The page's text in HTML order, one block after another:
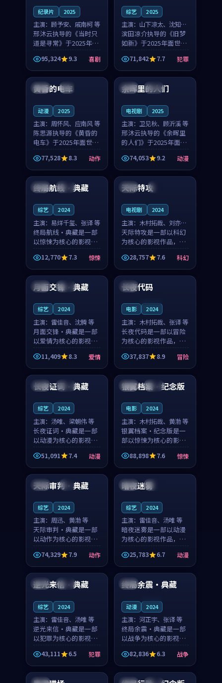
纪录片 2025
主演： 顾予安、戚南柯 等
邢沐云执导的《当时只
道是寻常》于2025年面
世，泰国的城市气质与
母女情深的人物心境共
同构筑了影片基调。顾
予安、戚南柯用细腻的
表演撑起整部喜剧电
95,324 9.3 喜剧
综艺 2025
主演： 山下凉太、沈知韵
等
滨田凉介执导的《旧梦
如新》于2025年面世，
中国台湾的城市气质与
异国相遇的人物心境共
同构筑了影片基调。山
下凉太、沈知韵用细腻
的表演撑起整部犯罪
71,842 7.7 犯罪
日本 4K
黄昏的电车
动漫 2025
主演： 周怀风、应南风 等
陈思源执导的《黄昏的
电车》于2025年面世，
日本的城市气质与渔村
故事的人物心境共同构
筑了影片基调。周怀
风、应南风用细腻的表
演撑起整部动作电影，
77,528 8.3 动作
泰国 完结
余晖里的人们
电视剧 2025
主演： 卫见秋、顾沂溪 等
邢沐云执导的《余晖里
的人们》于2025年面
世，泰国的城市气质与
小镇生活的人物心境共
同构筑了影片基调。卫
见秋、顾沂溪用细腻的
表演撑起整部动漫电
74,053 9.2 动漫
中国 高分
终局航线·典藏
综艺 2024
主演： 易烊千玺、张译 等
终局航线·典藏是一部
以惊悚为核心的影视作
品，围绕危机、反转与
人物成长展开，整体节
奏紧凑，值得推荐观
看。
12,770 7.3 惊悚
韩国 4K
天际特攻
电视剧 2024
主演： 木村拓哉、刘亦菲
等
天际特攻是一部以科幻
为核心的影视作品，围
绕危机、反转与人物成
长展开，整体节奏紧
凑，值得推荐观看。
28,757 7.6 科幻
泰国 完结
月面交锋·典藏
综艺 2024
主演： 雷佳音、沈腾 等
月面交锋·典藏是一部
以爱情为核心的影视作
品，围绕危机、反转与
人物成长展开，整体节
奏紧凑，值得推荐观
看。
11,409 8.3 爱情
泰国
长夜代码
电影 2024
主演： 木村拓哉、张译 等
长夜代码是一部以冒险
为核心的影视作品，围
绕危机、反转与人物成
长展开，整体节奏紧
凑，值得推荐观看。
37,837 8.9 冒险
中国 热播
长夜证词·典藏
综艺 2024
主演： 汤唯、梁朝伟 等
长夜证词·典藏是一部
以动漫为核心的影视作
品，围绕危机、反转与
人物成长展开，整体节
奏紧凑，值得推荐观
51,091 7.4 动漫
韩国 独播
银翼档案·纪念版
电影 2024
主演： 木村拓哉、黄渤 等
银翼档案·纪念版是一
部以惊悚为核心的影视
作品，围绕危机、反转
与人物成长展开，整体
节奏紧凑，值得推荐观
88,898 7.6 惊悚
美国 4K
天际审判·典藏
综艺 2024
主演： 周迅、黄渤 等
天际审判·典藏是一部
以动作为核心的影视作
品，围绕危机、反转与
人物成长展开，整体节
奏紧凑，值得推荐观
看。
74,329 7.9 动作
法国 独播
暗夜迷雾
综艺 2024
主演： 雷佳音、汤唯 等
暗夜迷雾是一部以动漫
为核心的影视作品，围
绕危机、反转与人物成
长展开，整体节奏紧
凑，值得推荐观看。
25,783 6.7 动漫
韩国 热播
逆光来信·典藏
综艺 2024
主演： 雷佳音、汤唯 等
逆光来信·典藏是一部
以犯罪为核心的影视作
品，围绕危机、反转与
人物成长展开，整体节
奏紧凑，值得推荐观
看。
43,111 6.5 犯罪
中国
终局余震·典藏
动漫 2024
主演： 河正宇、张译 等
终局余震·典藏是一部
以战争为核心的影视作
品，围绕危机、反转与
人物成长展开，整体节
奏紧凑，值得推荐观
看。
82,836 6.3 战争